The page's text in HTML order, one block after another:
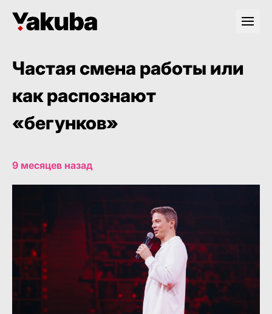
Частая смена работы или
как распознают
«бегунков»
9 месяцев назад